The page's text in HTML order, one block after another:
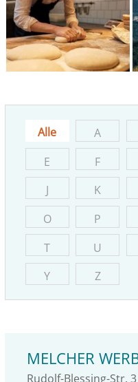
Alle A
E
F
J
K
O
P
T
U
Y
Z
MELCHER
Rudolf-Blessing-Str. 3